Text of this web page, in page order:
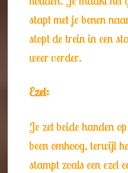
stapt met je benen
stopt de trein in een
weer verder.
Ezel:
Je zet beide handen
been omhoog, terwijl
stampt zoals een ezel